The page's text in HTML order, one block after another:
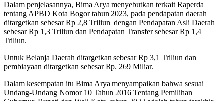
Dalam penjelasannya, Bima Arya menyebutkan terkait Raperda
tentang APBD Kota Bogor tahun 2023, pada pendapatan daerah
ditargetkan sebesar Rp 2,8 Triliun, dengan Pendapatan Asli Daerah
sebesar Rp 1,3 Triliun dan Pendapatan Transfer sebesar Rp 1,4
Triliun.
Untuk Belanja Daerah ditargetkan sebesar Rp 3,1 Triliun dan
pembiayaan ditargetkan sebesar Rp. 269 Miliar.
Dalam kesempatan itu Bima Arya menyampaikan bahwa sesuai
Undang-Undang Nomor 10 Tahun 2016 Tentang Pemilihan